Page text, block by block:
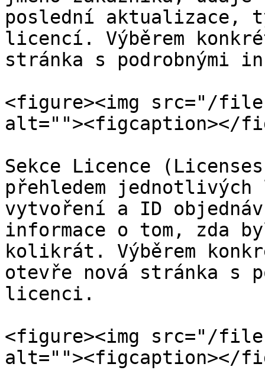
poslední aktualizace,
licencí. Výběrem
stránka s podrobnými
<figure><img src="/files/
alt=""><figcaption></
Sekce Licence
přehledem
vytvoření a ID
informace o tom, zda
kolikrát. Výběrem
otevře nová stránka s
licenci.
<figure><img src="/files/
alt=""><figcaption></